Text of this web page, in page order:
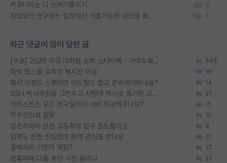
커뮤니티는 다 쓰레기통이지 5
정보보안 연구하는 입장에선 식별가능한 사진을 올리는건 비추이긴함 5
최근 댓글이 많이 달린 글
[무료] 2026 미국 대학원 유학 스타터팩 - 가이드북 & 합격자 컨택메일 템플릿 645
미박 탑스쿨 유학이 빡세진 이유 19
혹시 이정도 스펙이면 어느정도 잡고 준비해야하나요? 14
SSH 박사과정을 그만두고 지방대 박사로 옮기면 교수의 꿈은 끝일까요? 21
카이스트는 모든 연구실마다 서버 제공해주나요? 15
학부신입생 질문 12
알츠하이머 관련 고등학생 탐구 포트폴리오 9
입학도 안한 신입생이 원래 관심을 받나요 10
물박사의 기준이 뭐임? 17
랩홈피에 다들 본인 사진 올리냐 22